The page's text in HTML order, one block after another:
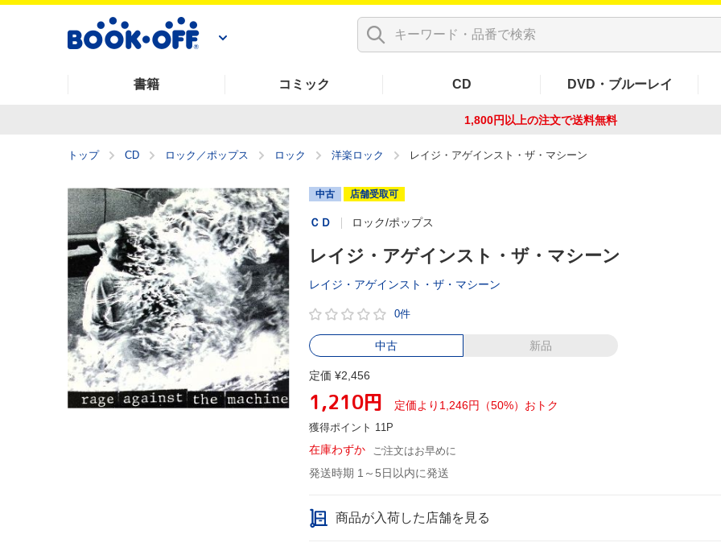
書籍 コミック CD DVD・ブルーレイ
1,800円以上の注文で送料無料
トップ CD ロック／ポップス ロック 洋楽ロック レイジ・アゲインスト・ザ・マシーン
中古 店舗受取可
ＣＤ ロック/ポップス
レイジ・アゲインスト・ザ・マシーン
レイジ・アゲインスト・ザ・マシーン
0件
中古 新品
定価 ¥2,456
1,210円 定価より1,246円（50%）おトク
獲得ポイント 11P
在庫わずか ご注文はお早めに
発送時期 1～5日以内に発送
商品が入荷した店舗を見る